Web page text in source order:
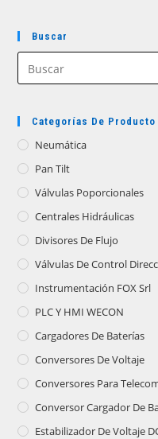
Buscar
Categorías De Producto
Neumática
Pan Tilt
Válvulas Poporcionales
Centrales Hidráulicas
Divisores De Flujo
Válvulas De Control
Instrumentación FOX Srl
PLC Y HMI WECON
Cargadores De Baterías
Conversores De Voltaje
Conversores Para
Conversor Cargador De
Estabilizador De Voltaje